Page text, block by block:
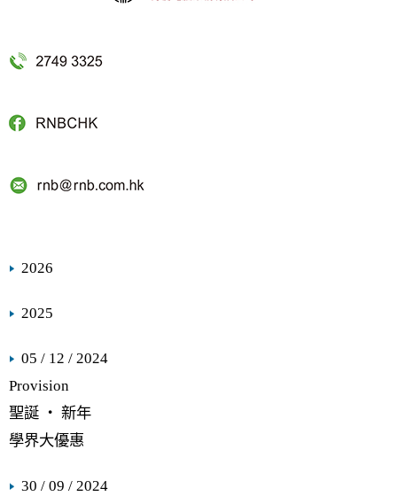
2026
2025
05 / 12 / 2024
Provision
聖誕 ‧ 新年
學界大優惠
30 / 09 / 2024